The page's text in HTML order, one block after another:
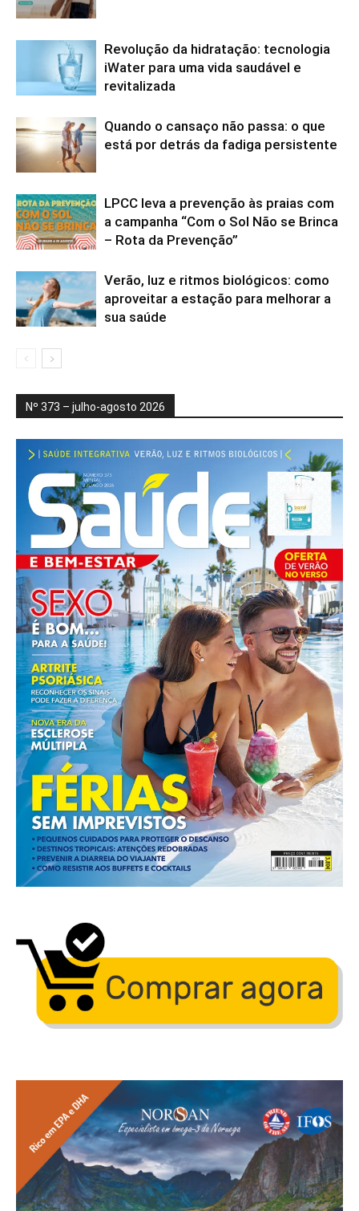
Revolução da hidratação: tecnologia
iWater para uma vida saudável e
revitalizada
Quando o cansaço não passa: o que
está por detrás da fadiga persistente
LPCC leva a prevenção às praias com
a campanha “Com o Sol Não se Brinca
– Rota da Prevenção”
Verão, luz e ritmos biológicos: como
aproveitar a estação para melhorar a
sua saúde
Nº 373 – julho-agosto 2026